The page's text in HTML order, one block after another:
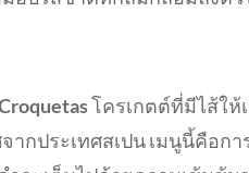
โครเกตต์ที่มีไส้ให้
ากประเทศสเปน เมนูนี้คือก